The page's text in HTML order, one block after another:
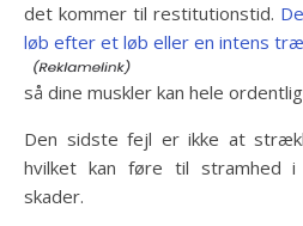
det kommer til restitutionstid.
løb efter et løb eller en intens
så dine muskler kan hele
Den sidste fejl er ikke at
hvilket kan føre til stramhed i
skader.